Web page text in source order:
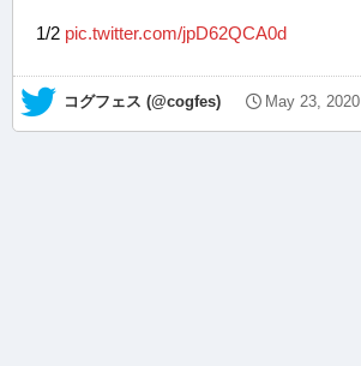
1/2 pic.twitter.com/jpD62QCA0d
— コグフェス (@cogfes) May 23, 2020